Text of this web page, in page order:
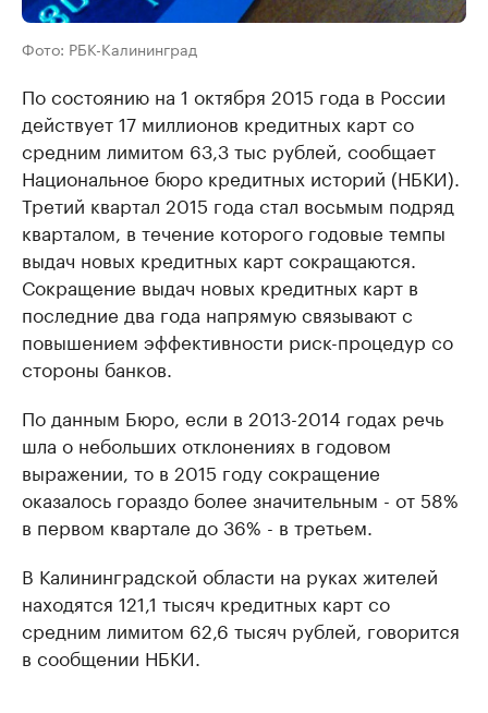
Фото: РБК-Калининград
По состоянию на 1 октября 2015 года в России
действует 17 миллионов кредитных карт со
средним лимитом 63,3 тыс рублей, сообщает
Национальное бюро кредитных историй (НБКИ).
Третий квартал 2015 года стал восьмым подряд
кварталом, в течение которого годовые темпы
выдач новых кредитных карт сокращаются.
Сокращение выдач новых кредитных карт в
последние два года напрямую связывают с
повышением эффективности риск-процедур со
стороны банков.
По данным Бюро, если в 2013-2014 годах речь
шла о небольших отклонениях в годовом
выражении, то в 2015 году сокращение
оказалось гораздо более значительным - от 58%
в первом квартале до 36% - в третьем.
В Калининградской области на руках жителей
находятся 121,1 тысяч кредитных карт со
средним лимитом 62,6 тысяч рублей, говорится
в сообщении НБКИ.